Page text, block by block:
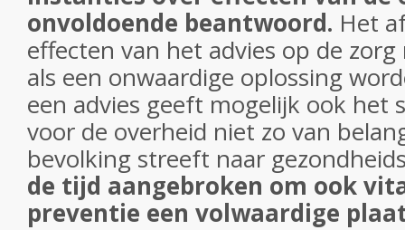
onvoldoende beantwoord. Het
effecten van het advies op de zorg
als een onwaardige oplossing
een advies geeft mogelijk ook het
voor de overheid niet zo van
bevolking streeft naar
de tijd aangebroken om ook
preventie een volwaardige